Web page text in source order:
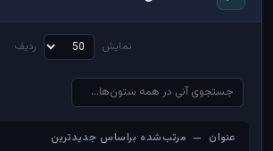
نمایش ردیف
عنوان — مرتب‌شده براساس جدیدترین